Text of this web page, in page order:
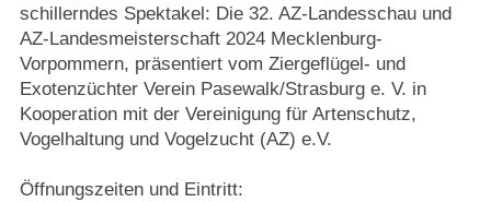
schillerndes Spektakel: Die 32. AZ-Landesschau und
AZ-Landesmeisterschaft 2024 Mecklenburg-
Vorpommern, präsentiert vom Ziergeflügel- und
Exotenzüchter Verein Pasewalk/Strasburg e. V. in
Kooperation mit der Vereinigung für Artenschutz,
Vogelhaltung und Vogelzucht (AZ) e.V.
Öffnungszeiten und Eintritt: